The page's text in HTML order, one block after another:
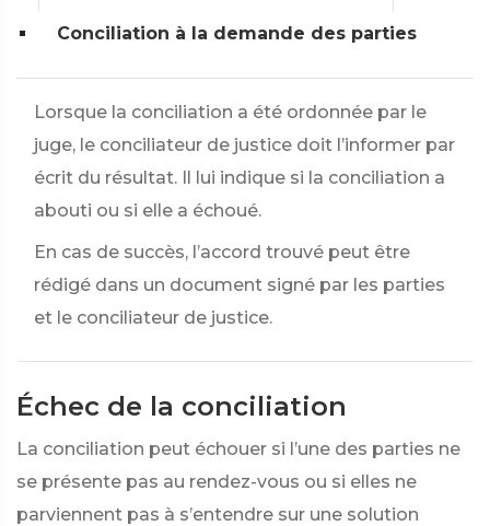
Conciliation à la demande des parties
Lorsque la conciliation a été ordonnée par le
juge, le conciliateur de justice doit l’informer par
écrit du résultat. Il lui indique si la conciliation a
abouti ou si elle a échoué.
En cas de succès, l’accord trouvé peut être
rédigé dans un document signé par les parties
et le conciliateur de justice.
Échec de la conciliation
La conciliation peut échouer si l’une des parties ne
se présente pas au rendez-vous ou si elles ne
parviennent pas à s’entendre sur une solution